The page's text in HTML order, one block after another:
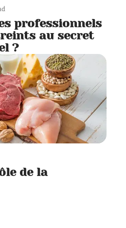
professionnels
au secret
?
de la